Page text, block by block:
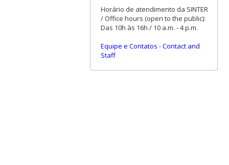
Horário de atendimento da SINTER
/ Office hours (open to the public):
Das 10h às 16h / 10 a.m. - 4 p.m.
Equipe e Contatos -Contact and
Staff